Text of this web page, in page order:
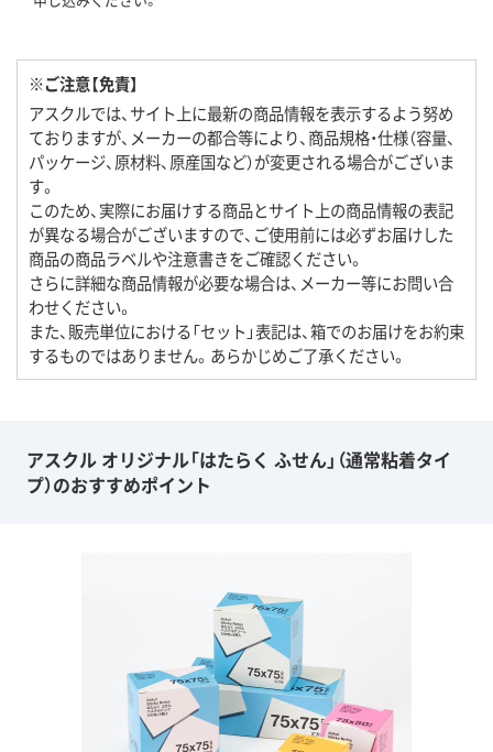
※ご注意【免責】
アスクルでは、サイト上に最新の商品情報を表示するよう努め
ておりますが、メーカーの都合等により、商品規格・仕様（容量、
パッケージ、原材料、原産国など）が変更される場合がございま
す。
このため、実際にお届けする商品とサイト上の商品情報の表記
が異なる場合がございますので、ご使用前には必ずお届けした
商品の商品ラベルや注意書きをご確認ください。
さらに詳細な商品情報が必要な場合は、メーカー等にお問い合
わせください。
また、販売単位における「セット」表記は、箱でのお届けをお約束
するものではありません。あらかじめご了承ください。
アスクル オリジナル「はたらく ふせん」（通常粘着タイ
プ）のおすすめポイント